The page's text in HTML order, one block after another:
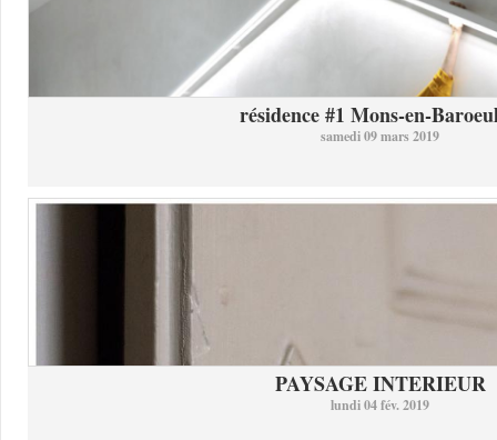
résidence #1 Mons-en-
samedi 09 mars 2019
PAYSAGE INTERIEUR
lundi 04 fév. 2019